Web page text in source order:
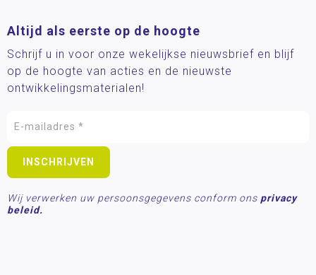
Altijd als eerste op de hoogte
Schrijf u in voor onze wekelijkse nieuwsbrief en blijf
op de hoogte van acties en de nieuwste
ontwikkelingsmaterialen!
Wij verwerken uw persoonsgegevens conform ons privacy
beleid.